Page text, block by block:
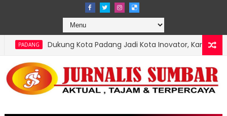
Kota Padang Jadi Kota Inovator, Kartu Registrasi Kesenian